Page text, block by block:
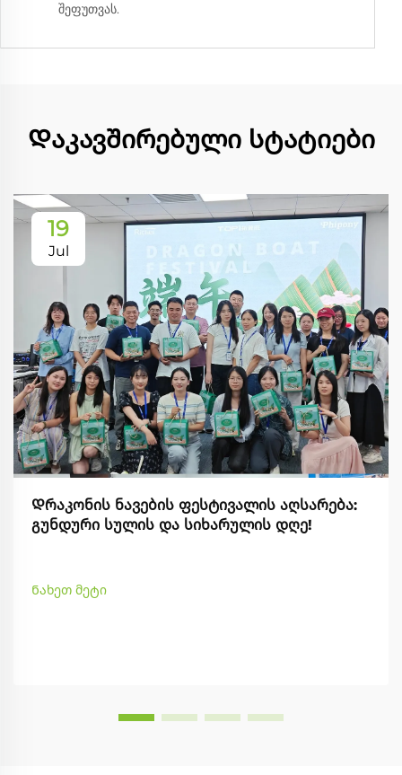
შეფუთვას.
Დაკავშირებული სტატიები
19
Jul
Დრაკონის ნავების ფესტივალის აღსარება:
გუნდური სულის და სიხარულის დღე!
Ნახეთ მეტი